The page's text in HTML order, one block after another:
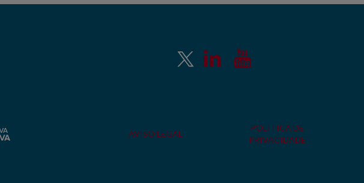
AVISO LEGAL
POLÍTICA DE
PRIVACIDADE